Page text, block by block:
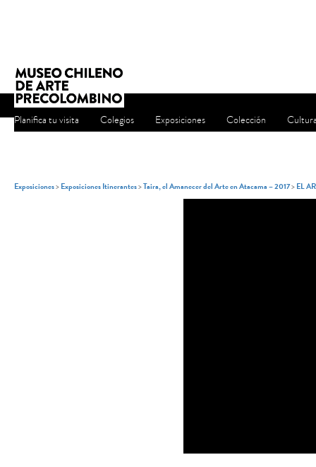
Planifica tu visita Colegios Exposiciones Colección
Exposiciones>Exposiciones Itinerantes>Taira, el Amanecer del Arte en Atacama – 2017>EL